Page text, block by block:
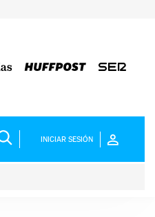
INICIAR SESIÓN